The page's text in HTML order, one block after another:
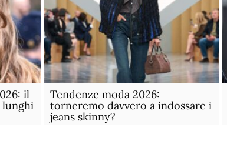
il
Tendenze moda 2026:
torneremo davvero a indossare i
jeans skinny?